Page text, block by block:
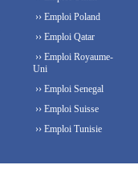
›› Emploi Poland
›› Emploi Qatar
›› Emploi Royaume-
Uni
›› Emploi Senegal
›› Emploi Suisse
›› Emploi Tunisie